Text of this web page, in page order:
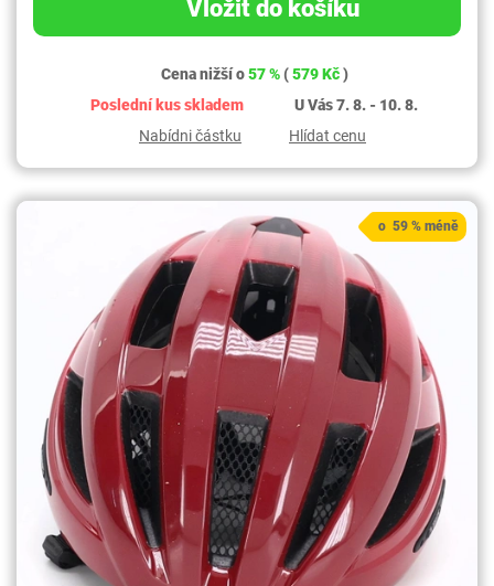
Vložit do košíku
Cena nižší o57 %(579 Kč)
Poslední kus skladem
U Vás 7. 8. - 10. 8.
Nabídni částku
Hlídat cenu
o 59 % méně